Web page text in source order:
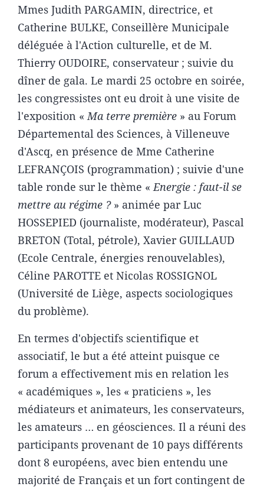
Mmes Judith PARGAMIN, directrice, et
Catherine BULKE, Conseillère Municipale
déléguée à l'Action culturelle, et de M.
Thierry OUDOIRE, conservateur ; suivie du
dîner de gala. Le mardi 25 octobre en soirée,
les congressistes ont eu droit à une visite de
l'exposition «Ma terre première » au Forum
Départemental des Sciences, à Villeneuve
d'Ascq, en présence de Mme Catherine
LEFRANÇOIS (programmation) ; suivie d'une
table ronde sur le thème «Energie : faut-il se
mettre au régime ?» animée par Luc
HOSSEPIED (journaliste, modérateur), Pascal
BRETON (Total, pétrole), Xavier GUILLAUD
(Ecole Centrale, énergies renouvelables),
Céline PAROTTE et Nicolas ROSSIGNOL
(Université de Liège, aspects sociologiques
du problème).
En termes d'objectifs scientifique et
associatif, le but a été atteint puisque ce
forum a effectivement mis en relation les
« académiques », les « praticiens », les
médiateurs et animateurs, les conservateurs,
les amateurs … en géosciences. Il a réuni des
participants provenant de 10 pays différents
dont 8 européens, avec bien entendu une
majorité de Français et un fort contingent de